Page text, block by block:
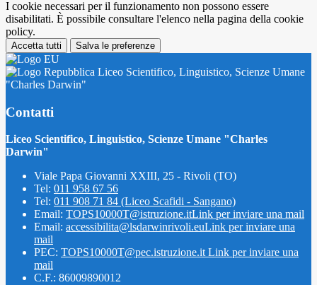
I cookie necessari per il funzionamento non possono essere
disabilitati. È possibile consultare l'elenco nella pagina della cookie
policy.
Accetta tutti Salva le preferenze
Liceo Scientifico, Linguistico, Scienze Umane
"Charles Darwin"
Contatti
Liceo Scientifico, Linguistico, Scienze Umane "Charles
Darwin"
Viale Papa Giovanni XXIII, 25 - Rivoli (TO)
Tel: 011 958 67 56
Tel: 011 908 71 84 (Liceo Scafidi - Sangano)
Email: TOPS10000T@istruzione.itLink per inviare una mail
Email: accessibilita@lsdarwinrivoli.euLink per inviare una
mail
PEC: TOPS10000T@pec.istruzione.it Link per inviare una
mail
C.F.: 86009890012